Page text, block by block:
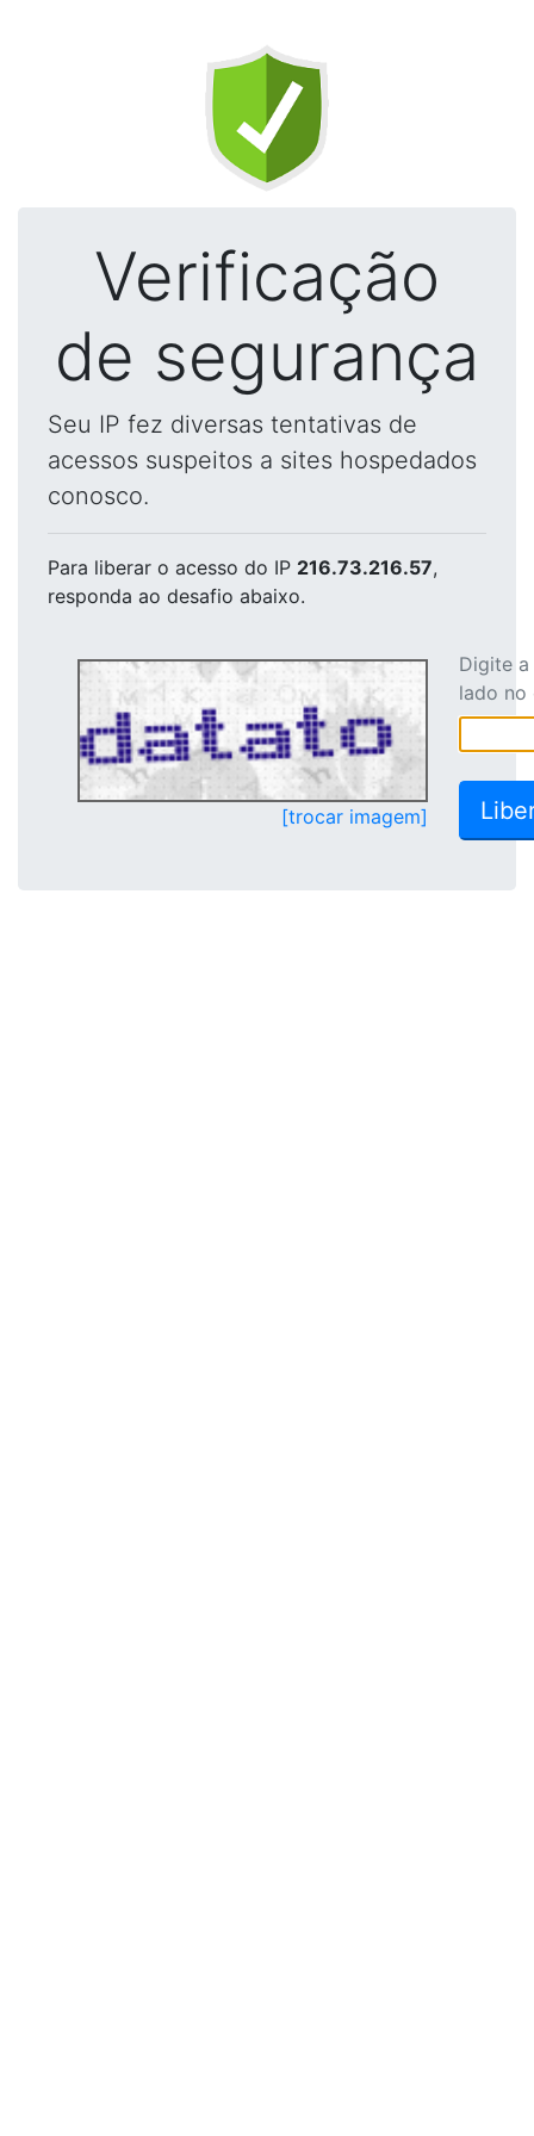
Verificação
de segurança
Seu IP fez diversas tentativas de
acessos suspeitos a sites hospedados
conosco.
Para liberar o acesso do IP 216.73.216.57,
responda ao desafio abaixo.
[trocar imagem]
Digite
lado no